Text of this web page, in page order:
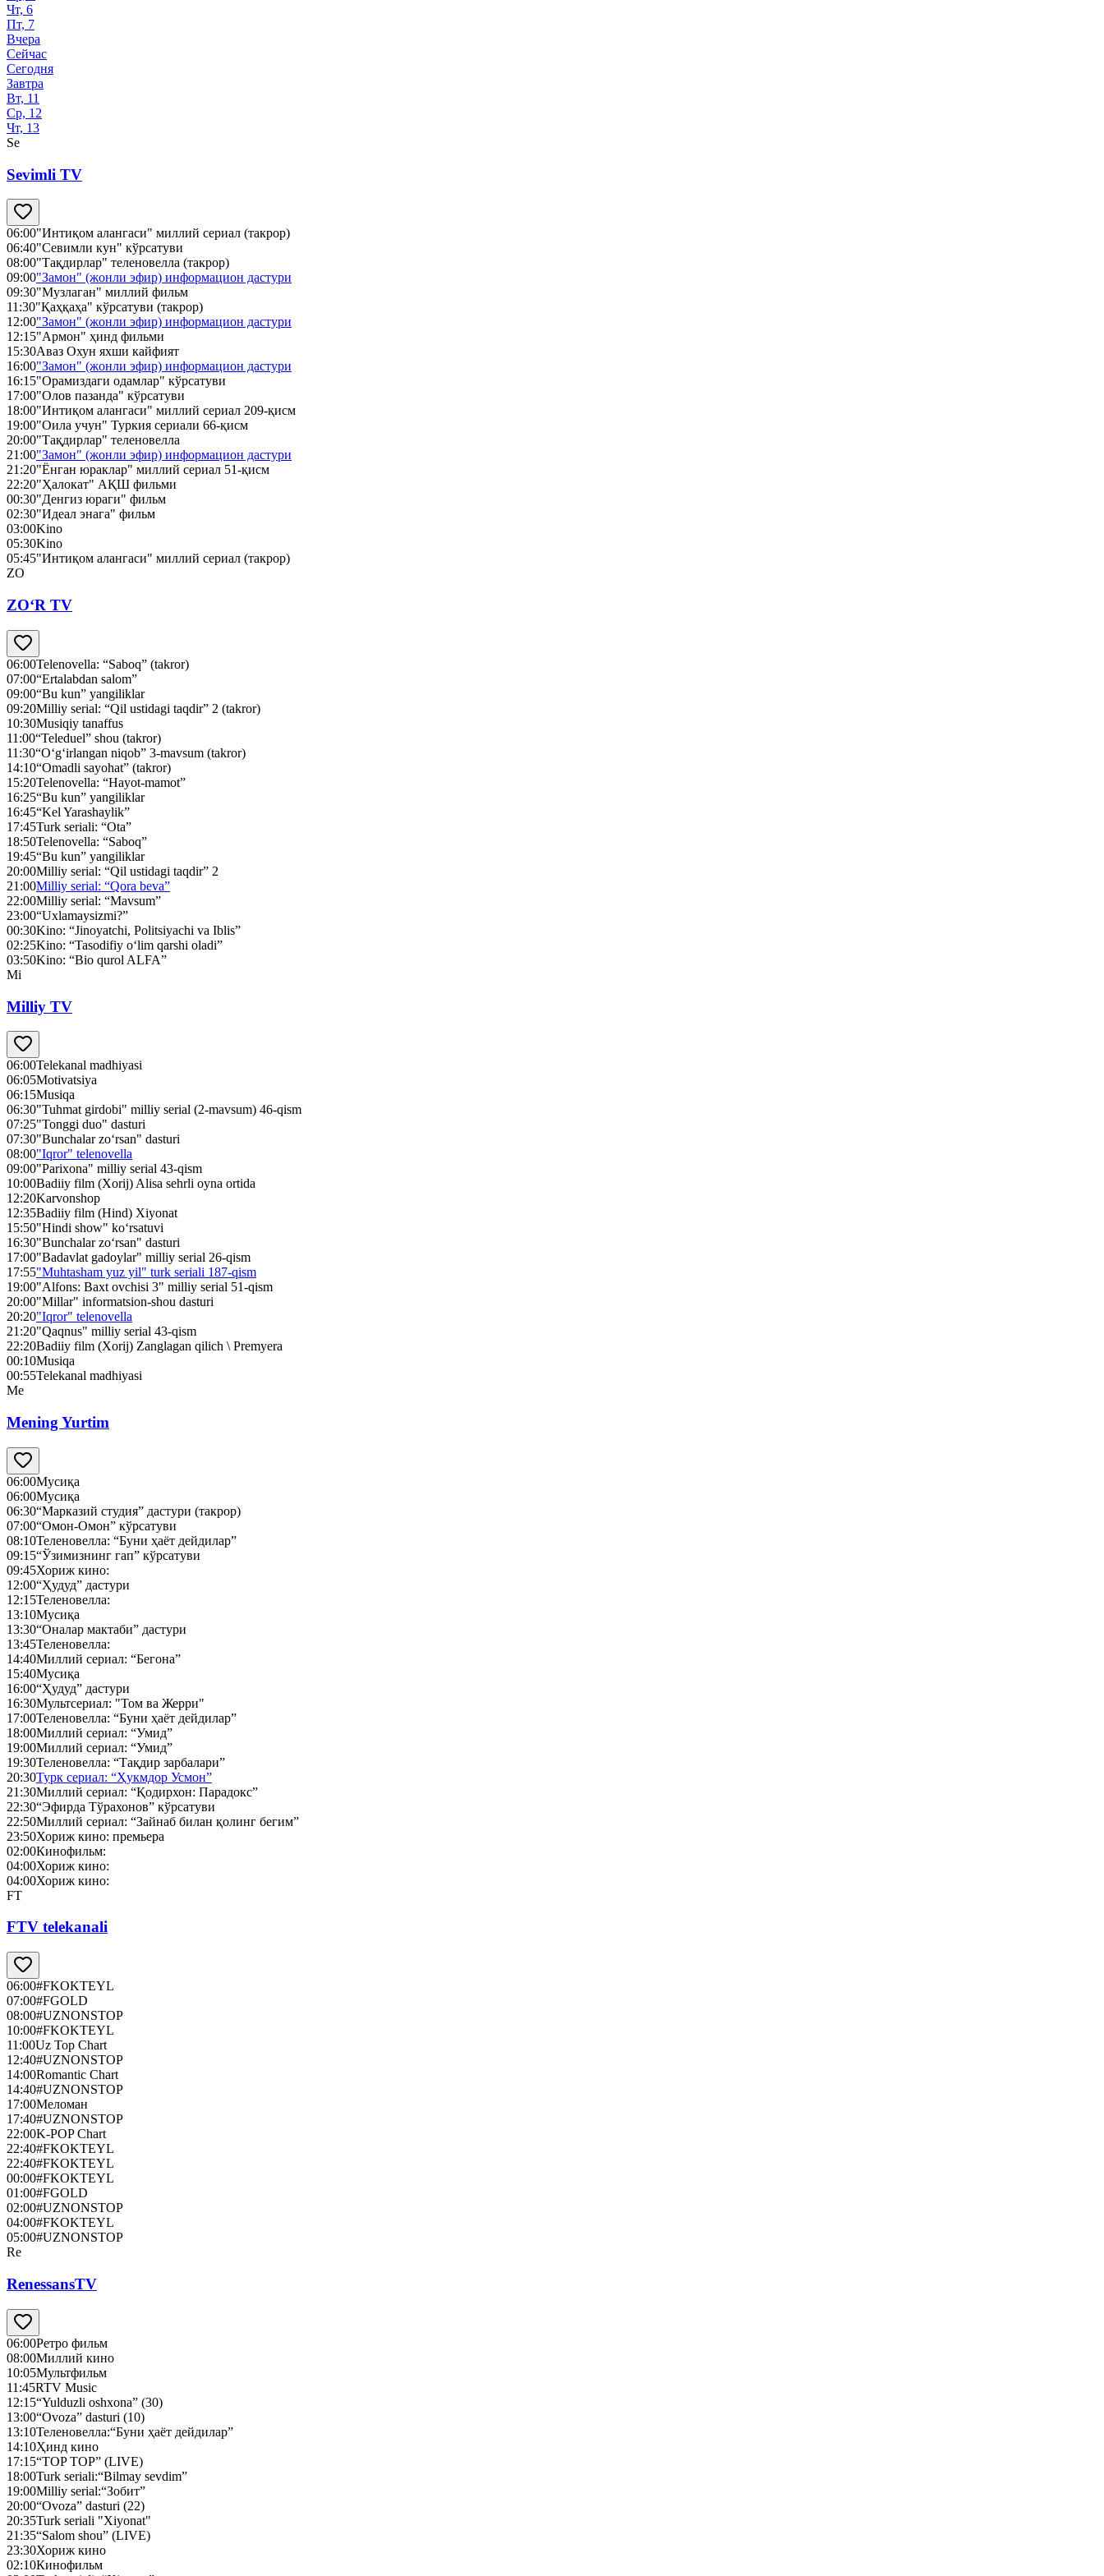
Чт, 6
Пт, 7
Вчера
Сейчас
Сегодня
Завтра
Вт, 11
Ср, 12
Чт, 13
Se
Sevimli TV
06:00"Интиқом алангаси" миллий сериал (такрор)
06:40"Севимли кун" кўрсатуви
08:00"Тақдирлар" теленовелла (такрор)
09:00"Замон" (жонли эфир) информацион дастури
09:30"Музлаган" миллий фильм
11:30"Қаҳқаҳа" кўрсатуви (такрор)
12:00"Замон" (жонли эфир) информацион дастури
12:15"Армон" ҳинд фильми
15:30Аваз Охун яхши кайфият
16:00"Замон" (жонли эфир) информацион дастури
16:15"Орамиздаги одамлар" кўрсатуви
17:00"Олов пазанда" кўрсатуви
18:00"Интиқом алангаси" миллий сериал 209-қисм
19:00"Оила учун" Туркия сериали 66-қисм
20:00"Тақдирлар" теленовелла
21:00"Замон" (жонли эфир) информацион дастури
21:20"Ёнган юраклар" миллий сериал 51-қисм
22:20"Ҳалокат" АҚШ фильми
00:30"Денгиз юраги" фильм
02:30"Идеал энага" фильм
03:00Kino
05:30Kino
05:45"Интиқом алангаси" миллий сериал (такрор)
ZO
ZO‘R TV
06:00Telenovella: “Saboq” (takror)
07:00“Ertalabdan salom”
09:00“Bu kun” yangiliklar
09:20Milliy serial: “Qil ustidagi taqdir” 2 (takror)
10:30Musiqiy tanaffus
11:00“Teleduel” shou (takror)
11:30“O‘g‘irlangan niqob” 3-mavsum (takror)
14:10“Omadli sayohat” (takror)
15:20Telenovella: “Hayot-mamot”
16:25“Bu kun” yangiliklar
16:45“Kel Yarashaylik”
17:45Turk seriali: “Ota”
18:50Telenovella: “Saboq”
19:45“Bu kun” yangiliklar
20:00Milliy serial: “Qil ustidagi taqdir” 2
21:00Milliy serial: “Qora beva”
22:00Milliy serial: “Mavsum”
23:00“Uxlamaysizmi?”
00:30Kino: “Jinoyatchi, Politsiyachi va Iblis”
02:25Kino: “Tasodifiy o‘lim qarshi oladi”
03:50Kino: “Bio qurol ALFA”
Mi
Milliy TV
06:00Telekanal madhiyasi
06:05Motivatsiya
06:15Musiqa
06:30"Tuhmat girdobi" milliy serial (2-mavsum) 46-qism
07:25"Tonggi duo" dasturi
07:30"Bunchalar zo‘rsan" dasturi
08:00"Iqror" telenovella
09:00"Parixona" milliy serial 43-qism
10:00Badiiy film (Xorij) Alisa sehrli oyna ortida
12:20Karvonshop
12:35Badiiy film (Hind) Xiyonat
15:50"Hindi show" ko‘rsatuvi
16:30"Bunchalar zo‘rsan" dasturi
17:00"Badavlat gadoylar" milliy serial 26-qism
17:55"Muhtasham yuz yil" turk seriali 187-qism
19:00"Alfons: Baxt ovchisi 3" milliy serial 51-qism
20:00"Millar" informatsion-shou dasturi
20:20"Iqror" telenovella
21:20"Qaqnus" milliy serial 43-qism
22:20Badiiy film (Xorij) Zanglagan qilich \ Premyera
00:10Musiqa
00:55Telekanal madhiyasi
Me
Mening Yurtim
06:00Мусиқа
06:00Мусиқа
06:30“Марказий студия” дастури (такрор)
07:00“Омон-Омон” кўрсатуви
08:10Теленовелла: “Буни ҳаёт дейдилар”
09:15“Ўзимизнинг гап” кўрсатуви
09:45Хориж кино:
12:00“Ҳудуд” дастури
12:15Теленовелла:
13:10Мусиқа
13:30“Оналар мактаби” дастури
13:45Теленовелла:
14:40Миллий сериал: “Бегона”
15:40Мусиқа
16:00“Ҳудуд” дастури
16:30Мультсериал: "Том ва Жерри"
17:00Теленовелла: “Буни ҳаёт дейдилар”
18:00Миллий сериал: “Умид”
19:00Миллий сериал: “Умид”
19:30Теленовелла: “Тақдир зарбалари”
20:30Турк сериал: “Ҳукмдор Усмон”
21:30Миллий сериал: “Қодирхон: Парадокс”
22:30“Эфирда Тўрахонов” кўрсатуви
22:50Миллий сериал: “Зайнаб билан қолинг бегим”
23:50Хориж кино: премьера
02:00Кинофильм:
04:00Хориж кино:
04:00Хориж кино:
FT
FTV telekanali
06:00#FKOKTEYL
07:00#FGOLD
08:00#UZNONSTOP
10:00#FKOKTEYL
11:00Uz Top Chart
12:40#UZNONSTOP
14:00Romantic Chart
14:40#UZNONSTOP
17:00Меломан
17:40#UZNONSTOP
22:00K-POP Chart
22:40#FKOKTEYL
22:40#FKOKTEYL
00:00#FKOKTEYL
01:00#FGOLD
02:00#UZNONSTOP
04:00#FKOKTEYL
05:00#UZNONSTOP
Re
RenessansTV
06:00Ретро фильм
08:00Миллий кино
10:05Мультфильм
11:45RTV Music
12:15“Yulduzli oshxona” (30)
13:00“Ovoza” dasturi (10)
13:10Теленовелла:“Буни ҳаёт дейдилар”
14:10Ҳинд кино
17:15“TOP TOP” (LIVE)
18:00Turk seriali:“Bilmay sevdim”
19:00Milliy serial:“Зобит”
20:00“Ovoza” dasturi (22)
20:35Turk seriali "Xiyonat"
21:35“Salom shou” (LIVE)
23:30Хориж кино
02:10Кинофильм